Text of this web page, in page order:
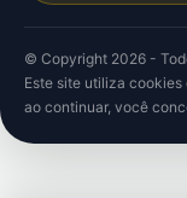
© Copyright 2026 -
Este site utiliza cookies
ao continuar, você